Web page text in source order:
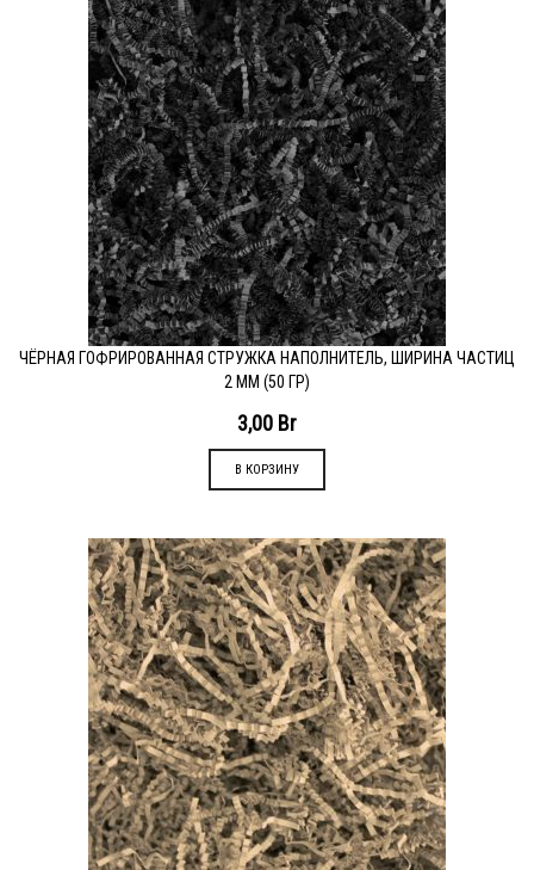
ЧЁРНАЯ ГОФРИРОВАННАЯ СТРУЖКА НАПОЛНИТЕЛЬ, ШИРИНА ЧАСТИЦ
2 ММ (50 ГР)
3,00 Br
В КОРЗИНУ